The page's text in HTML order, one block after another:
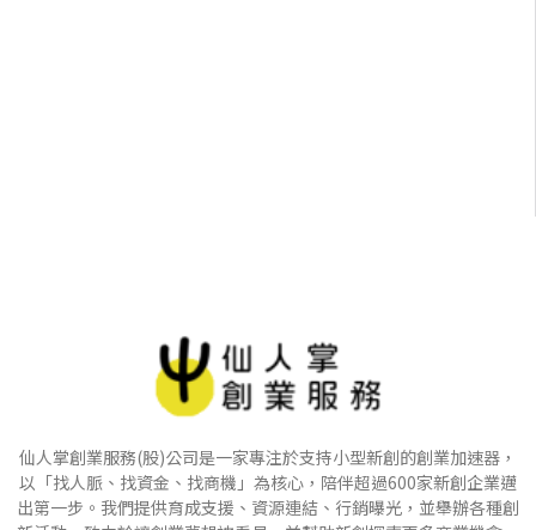
仙人掌創業服務(股)公司是一家專注於支持小型新創的創業加速器，
以「找人脈、找資金、找商機」為核心，陪伴超過600家新創企業邁
出第一步。我們提供育成支援、資源連結、行銷曝光，並舉辦各種創